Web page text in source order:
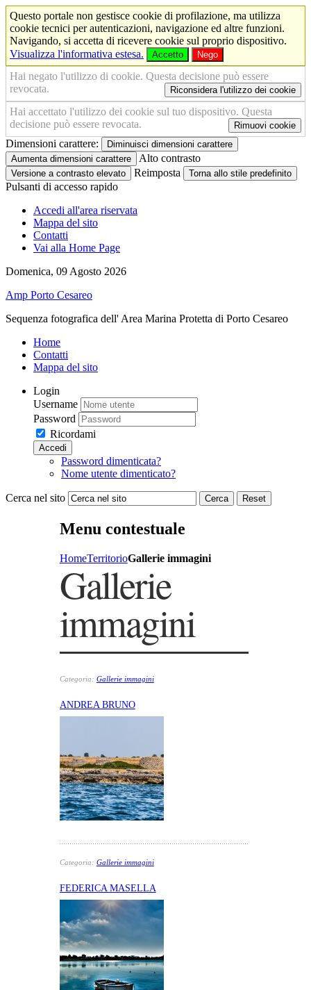
Questo portale non gestisce cookie di profilazione, ma utilizza
cookie tecnici per autenticazioni, navigazione ed altre funzioni.
Navigando, si accetta di ricevere cookie sul proprio dispositivo.
Visualizza l'informativa estesa.
Accetto Nego
Hai negato l'utilizzo di cookie. Questa decisione può essere
revocata.
Riconsidera l'utilizzo dei cookie
Hai accettato l'utilizzo dei cookie sul tuo dispositivo. Questa
decisione può essere revocata.
Rimuovi cookie
Dimensioni carattere:
Diminuisci dimensioni carattere
Aumenta dimensioni carattere
Alto contrasto
Versione a contrasto elevato Reimposta Torna allo stile predefinito
Pulsanti di accesso rapido
Accedi all'area riservata
Mappa del sito
Contatti
Vai alla Home Page
Domenica, 09 Agosto 2026
Amp Porto Cesareo
Sequenza fotografica dell' Area Marina Protetta di Porto Cesareo
Home
Contatti
Mappa del sito
Login
Username
Password
Ricordami
Accedi
Password dimenticata?
Nome utente dimenticato?
Cerca nel sito Cerca Reset
Menu contestuale
HomeTerritorioGallerie immagini
Gallerie
immagini
Categoria: Gallerie immagini
ANDREA BRUNO
Categoria: Gallerie immagini
FEDERICA MASELLA